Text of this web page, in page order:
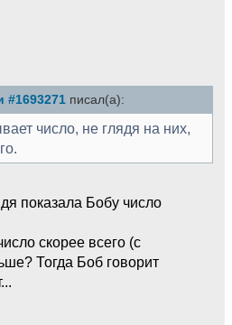
#1693271 писал(а):
число, не глядя на них,
показала Бобу число
скорее всего (с
Тогда Боб говорит